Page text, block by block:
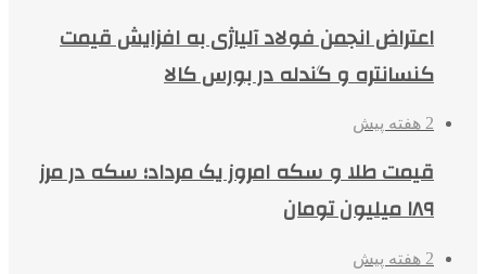
اعتراض انجمن فولاد آلیاژی به افزایش قیمت
کنسانتره و گندله در بورس کالا
2 هفته پیش
قیمت طلا و سکه امروز یک مرداد؛ سکه در مرز
۱۸۹ میلیون تومان
2 هفته پیش